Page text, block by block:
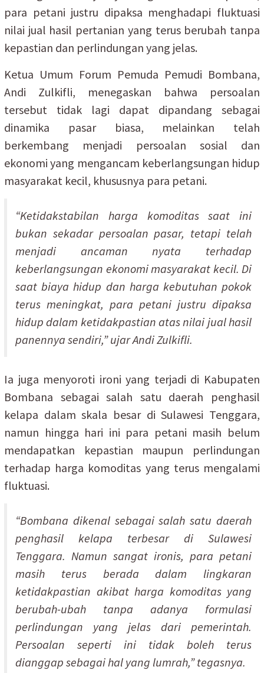
para petani justru dipaksa menghadapi fluktuasi
nilai jual hasil pertanian yang terus berubah tanpa
kepastian dan perlindungan yang jelas.
Ketua Umum Forum Pemuda Pemudi Bombana,
Andi Zulkifli, menegaskan bahwa persoalan
tersebut tidak lagi dapat dipandang sebagai
dinamika pasar biasa, melainkan telah
berkembang menjadi persoalan sosial dan
ekonomi yang mengancam keberlangsungan hidup
masyarakat kecil, khususnya para petani.
“Ketidakstabilan harga komoditas saat ini
bukan sekadar persoalan pasar, tetapi telah
menjadi ancaman nyata terhadap
keberlangsungan ekonomi masyarakat kecil. Di
saat biaya hidup dan harga kebutuhan pokok
terus meningkat, para petani justru dipaksa
hidup dalam ketidakpastian atas nilai jual hasil
panennya sendiri,” ujar Andi Zulkifli.
Ia juga menyoroti ironi yang terjadi di Kabupaten
Bombana sebagai salah satu daerah penghasil
kelapa dalam skala besar di Sulawesi Tenggara,
namun hingga hari ini para petani masih belum
mendapatkan kepastian maupun perlindungan
terhadap harga komoditas yang terus mengalami
fluktuasi.
“Bombana dikenal sebagai salah satu daerah
penghasil kelapa terbesar di Sulawesi
Tenggara. Namun sangat ironis, para petani
masih terus berada dalam lingkaran
ketidakpastian akibat harga komoditas yang
berubah-ubah tanpa adanya formulasi
perlindungan yang jelas dari pemerintah.
Persoalan seperti ini tidak boleh terus
dianggap sebagai hal yang lumrah,” tegasnya.